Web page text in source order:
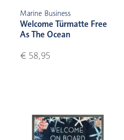
Marine Business
Welcome Türmatte Free
As The Ocean
€ 58,95